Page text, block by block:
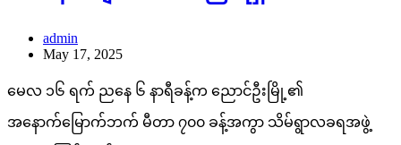
admin
May 17, 2025
မေလ ၁၆ ရက် ညနေ ၆ နာရီခန့်က ညောင်ဦးမြို့၏
အနောက်မြောက်ဘက် မီတာ ၇၀၀ ခန့်အကွာ သိမ်ရွာလခရအဖွဲ့